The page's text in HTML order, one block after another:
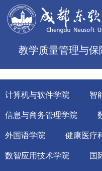
教学质量管理与保
计算机与软件学院 智
信息与商务管理学院
外国语学院 健康医疗
数智应用技术学院 国